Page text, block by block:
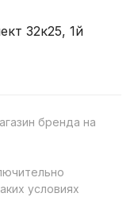
32к25, 1й
бренда на
условиях